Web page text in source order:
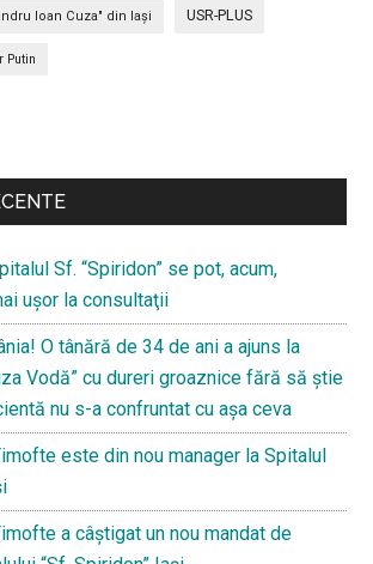
Ioan Cuza" din Iaşi USR-PLUS
Putin
Sf. “Spiridon” se pot, acum,
uşor la consultaţii
O tânără de 34 de ani a ajuns la
Vodă” cu dureri groaznice fără să ştie
nu s-a confruntat cu așa ceva
este din nou manager la Spitalul
a câștigat un nou mandat de